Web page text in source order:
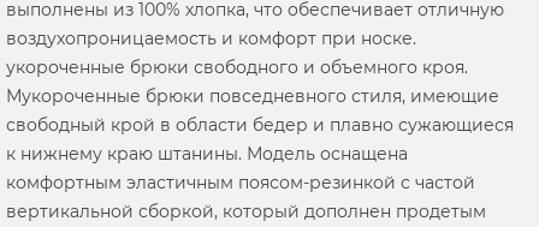
выполнены из 100% хлопка, что обеспечивает отличную
воздухопроницаемость и комфорт при носке.
укороченные брюки свободного и объемного кроя.
Мукороченные брюки повседневного стиля, имеющие
свободный крой в области бедер и плавно сужающиеся
к нижнему краю штанины. Модель оснащена
комфортным эластичным поясом-резинкой с частой
вертикальной сборкой, который дополнен продетым